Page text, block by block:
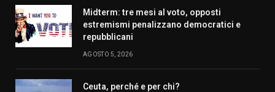
Midterm: tre mesi al voto, opposti
estremismi penalizzano democratici e
repubblicani
AGOSTO 5, 2026
Ceuta, perché e per chi?